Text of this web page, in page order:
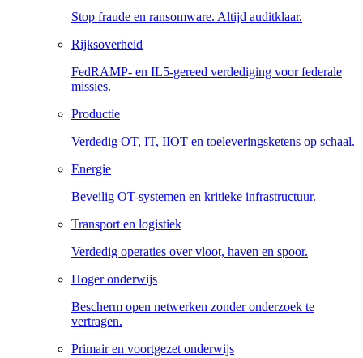
Stop fraude en ransomware. Altijd auditklaar.
Rijksoverheid
FedRAMP- en IL5-gereed verdediging voor federale
missies.
Productie
Verdedig OT, IT, IIOT en toeleveringsketens op schaal.
Energie
Beveilig OT-systemen en kritieke infrastructuur.
Transport en logistiek
Verdedig operaties over vloot, haven en spoor.
Hoger onderwijs
Bescherm open netwerken zonder onderzoek te
vertragen.
Primair en voortgezet onderwijs